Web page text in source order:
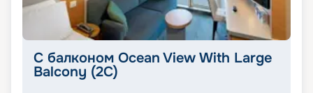
С балконом Ocean View With Large
Balcony (2C)